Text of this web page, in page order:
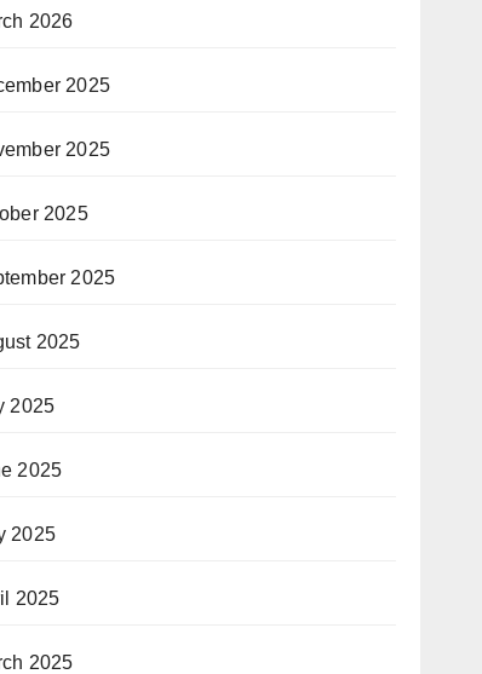
2026
2025
2025
2025
2025
2025
2025
2025
2025
2025
2025